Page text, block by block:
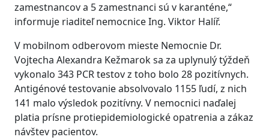
zamestnancov a 5 zamestnanci sú v karanténe,“
informuje riaditeľ nemocnice Ing. Viktor Halíř.
V mobilnom odberovom mieste Nemocnie Dr.
Vojtecha Alexandra Kežmarok sa za uplynulý týždeň
vykonalo 343 PCR testov z toho bolo 28 pozitívnych.
Antigénové testovanie absolvovalo 1155 ľudí, z nich
141 malo výsledok pozitívny. V nemocnici naďalej
platia prísne protiepidemiologické opatrenia a zákaz
návštev pacientov.